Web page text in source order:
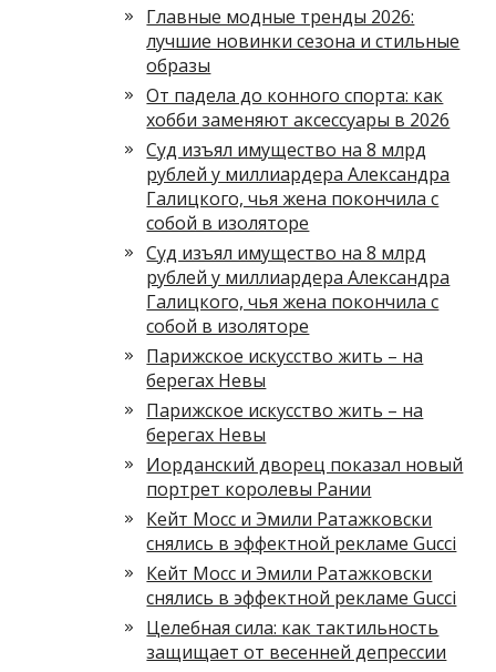
Главные модные тренды 2026:
лучшие новинки сезона и стильные
образы
От падела до конного спорта: как
хобби заменяют аксессуары в 2026
Суд изъял имущество на 8 млрд
рублей у миллиардера Александра
Галицкого, чья жена покончила с
собой в изоляторе
Суд изъял имущество на 8 млрд
рублей у миллиардера Александра
Галицкого, чья жена покончила с
собой в изоляторе
Парижское искусство жить – на
берегах Невы
Парижское искусство жить – на
берегах Невы
Иорданский дворец показал новый
портрет королевы Рании
Кейт Мосс и Эмили Ратажковски
снялись в эффектной рекламе Gucci
Кейт Мосс и Эмили Ратажковски
снялись в эффектной рекламе Gucci
Целебная сила: как тактильность
защищает от весенней депрессии